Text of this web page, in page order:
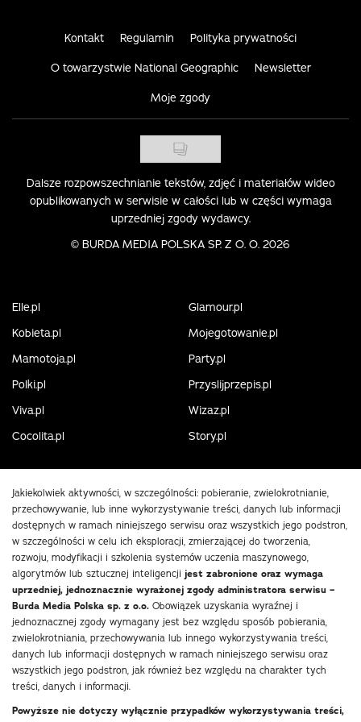
Kontakt Regulamin Polityka prywatności
O towarzystwie National Geographic Newsletter
Moje zgody
Dalsze rozpowszechnianie tekstów, zdjęć i materiałów wideo
opublikowanych w serwisie w całości lub w części wymaga
uprzedniej zgody wydawcy.
© BURDA MEDIA POLSKA SP. Z O. O. 2026
Elle.pl
Glamour.pl
Kobieta.pl
Mojegotowanie.pl
Mamotoja.pl
Party.pl
Polki.pl
Przyslijprzepis.pl
Viva.pl
Wizaz.pl
Cocolita.pl
Story.pl
Jakiekolwiek aktywności, w szczególności: pobieranie, zwielokrotnianie,
przechowywanie, lub inne wykorzystywanie treści, danych lub informacji
dostępnych w ramach niniejszego serwisu oraz wszystkich jego podstron,
w szczególności w celu ich eksploracji, zmierzającej do tworzenia,
rozwoju, modyfikacji i szkolenia systemów uczenia maszynowego,
algorytmów lub sztucznej inteligencji jest zabronione oraz wymaga
uprzedniej, jednoznacznie wyrażonej zgody administratora serwisu –
Burda Media Polska sp. z o.o. Obowiązek uzyskania wyraźnej i
jednoznacznej zgody wymagany jest bez względu sposób pobierania,
zwielokrotniania, przechowywania lub innego wykorzystywania treści,
danych lub informacji dostępnych w ramach niniejszego serwisu oraz
wszystkich jego podstron, jak również bez względu na charakter tych
treści, danych i informacji.
Powyższe nie dotyczy wyłącznie przypadków wykorzystywania treści,